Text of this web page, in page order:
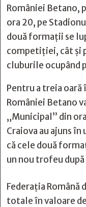
României Betano,
ora 20, pe
două formații se
competiției, cât și
cluburile ocupând
Pentru a treia
României Betano
„Municipal” din
Craiova au ajuns
că cele două
un nou trofeu
Federația Română
totale în valoare